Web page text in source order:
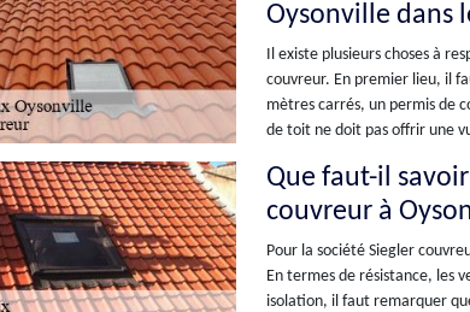
Oysonville dans
Il existe plusieurs choses à
couvreur. En premier lieu, il
mètres carrés, un permis de
de toit ne doit pas offrir une
Que faut-il
couvreur à
Pour la société Siegler
En termes de résistance, les
isolation, il faut remarquer